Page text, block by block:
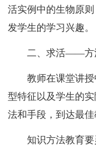
活实例中的生物原
发学生的学习兴趣。
二、求活——方
教师在课堂讲
型特征以及学生的
法和手段，到达最佳
知识方法教育